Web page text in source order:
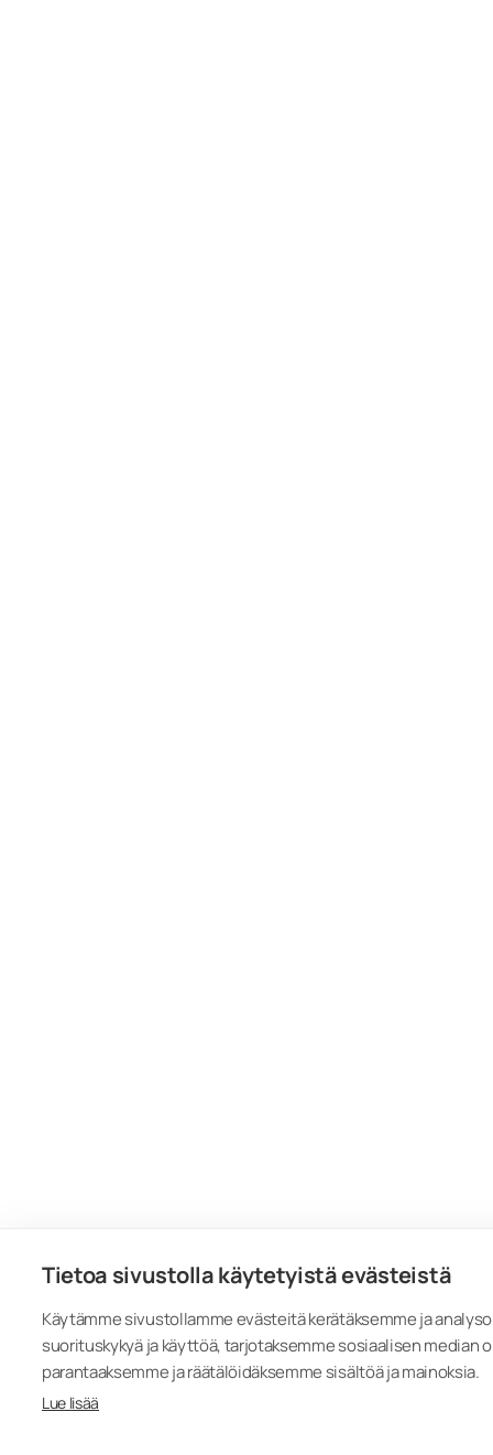
Tietoa sivustolla käytetyistä evästeistä
Käytämme sivustollamme evästeitä kerätäksemme ja
suorituskykyä ja käyttöä, tarjotaksemme sosiaalisen median
parantaaksemme ja räätälöidäksemme sisältöä ja mainoksia.
Lue lisää